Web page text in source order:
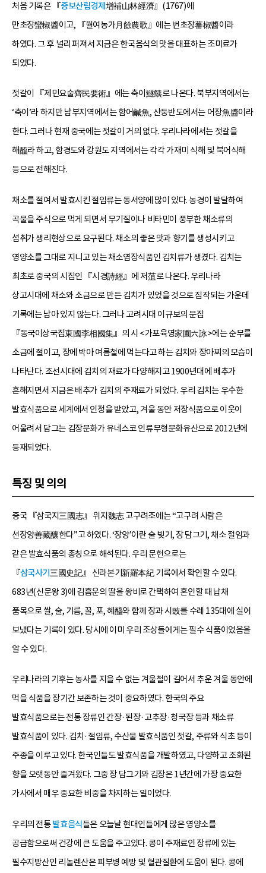
처음 기록은 『증보산림경제 增補山林經濟』(1767)에
만초장蠻椒醬이고, 『월여농가月餘農歌』에는 번초장蕃椒醬이라
하였다. 그 후 널리 퍼져서 지금은 한국음식의 맛을 대표하는 조미료가
되었다.
젓갈이 『제민요술齊民要術』에는 축이鱁鮧로 나온다. 북부지역에서는
‘축이’라 하지만 남부지역에서는 함어鹹魚, 산둥반도에서는 어장魚醬이라
한다. 그러나 현재 중국에는 젓갈이 거의 없다. 우리나라에서는 젓갈을
해醢라 하고, 함경도와 강원도 지역에서는 각각 가재미 식해 및 북어식해
등으로 전해진다.
채소를 절여서 발효시킨 절임류는 동서양에 많이 있다. 농경이 발달하여
곡물을 주식으로 먹게 되면서 무기질이나 비타민이 풍부한 채소류의
섭취가 생리현상으로 요구된다. 채소의 좋은 맛과 향기를 생성시키고
영양소를 그대로 지니고 있는 채소염장식품인 김치류가 생겼다. 김치는
최초로 중국의 시집인 『시경詩經』에 저菹로 나온다. 우리나라
상고시대에 채소와 소금으로 만든 김치가 있었을 것으로 짐작되는 가운데
기록에는 남아 있지 않는다. 그러나 고려시대 이규보의 문집
『동국이상국집東國李相國集』의 시 <가포육영家圃六詠>에는 순무를
소금에 절이고, 장에 박아 여름철에 먹는다고 하는 김치와 장아찌의 모습이
나타난다. 조선시대에 김치의 재료가 다양해지고 1900년대에 배추가
흔해지면서 지금은 배추가 김치의 주재료가 되었다. 우리 김치는 우수한
발효식품으로 세계에서 인정을 받았고, 겨울 동안 저장식품으로 이웃이
어울려서 담그는 김장문화가 유네스코 인류무형문화유산으로 2012년에
등재되었다.
특징 및 의의
중국 『삼국지三國志』 위지魏志 고구려조에는 “고구려 사람은
선장양善藏釀한다”고 하였다. ‘장양’이란 술 빚기, 장 담그기, 채소 절임과
같은 발효식품의 총칭으로 해석된다. 우리 문헌으로는
『삼국사기三國史記』 신라본기新羅本紀 기록에서 확인할 수 있다.
683년(신문왕 3)에 김흠운의 딸을 왕비로 간택하여 혼인할 때 납채
품목으로 쌀, 술, 기름, 꿀, 포, 혜醯와 함께 장과 시豉를 수레 135대에 실어
보냈다는 기록이 있다. 당시에 이미 우리 조상들에게는 필수 식품이었음을
알 수 있다.
우리나라의 기후는 농사를 지을 수 없는 겨울철이 길어서 추운 겨울 동안에
먹을 식품을 장기간 보존하는 것이 중요하였다. 한국의 주요
발효식품으로는 전통 장류인 간장·된장·고추장·청국장 등과 채소류
발효식품이 있다. 김치·절임류, 수산물 발효식품인 젓갈, 주류와 식초 등이
주종을 이루고 있다. 한국인들도 발효식품을 개발하였고, 다양하고 조화된
향을 오랫동안 즐겨왔다. 그중 장 담그기와 김장은 1년간에 가장 중요한
가사에서 매우 중요한 비중을 차지하는 일이었다.
우리의 전통발효음식들은 오늘날 현대인들에게 많은 영양소를
공급함으로써 건강에 큰 도움을 주고있다. 콩이 주재료인 장류에 있는
필수지방산인 리놀렌산은 피부병 예방 및 혈관질환에 도움이 된다. 콩에